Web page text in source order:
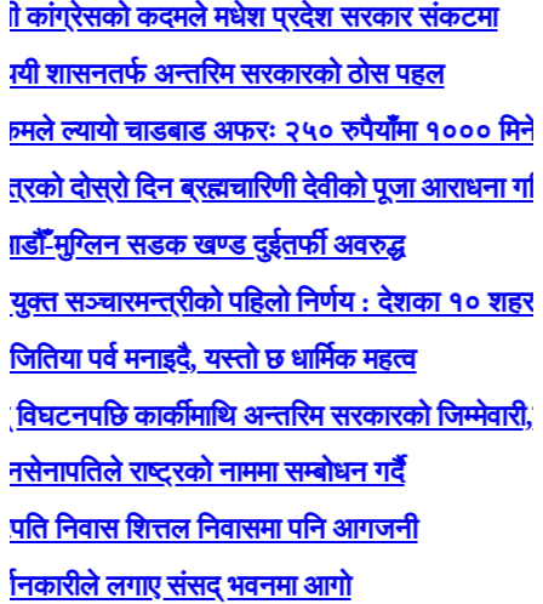
कदमले मधेश प्रदेश सरकार संकटमा
अन्तरिम सरकारको ठोस पहल
चाडबाड अफरः २५० रुपैयाँमा १००० मिनेट कल
दिन ब्रह्मचारिणी देवीको पूजा आराधना गरिँदै
सडक खण्ड दुईतर्फी अवरुद्ध
पहिलो निर्णय : देशका १० शहरमा
मनाइदै, यस्तो छ धार्मिक महत्व
कार्कीमाथि अन्तरिम सरकारको
राष्ट्रको नाममा सम्बोधन गर्दै
शित्तल निवासमा पनि आगजनी
लगाए संसद् भवनमा आगो